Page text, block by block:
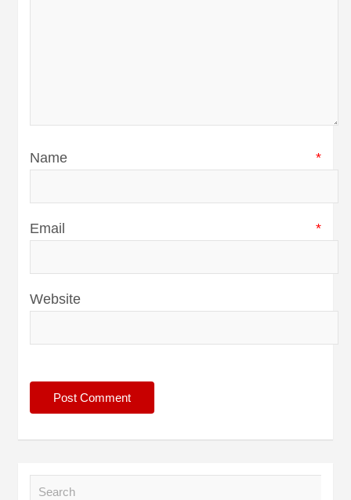
Name *
Email *
Website